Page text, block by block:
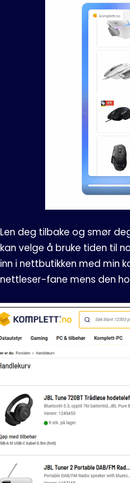
Len deg tilbake og smør
kan velge å bruke tiden til
inn i nettbutikken med min
nettleser-fane mens den